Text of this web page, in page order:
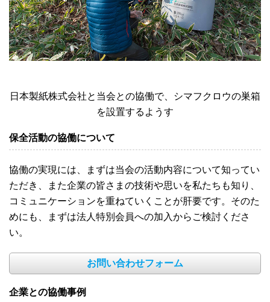
日本製紙株式会社と当会との協働で、シマフクロウの巣箱
を設置するようす
保全活動の協働について
協働の実現には、まずは当会の活動内容について知ってい
ただき、また企業の皆さまの技術や思いを私たちも知り、
コミュニケーションを重ねていくことが肝要です。そのた
めにも、まずは法人特別会員への加入からご検討くださ
い。
お問い合わせフォーム
企業との協働事例